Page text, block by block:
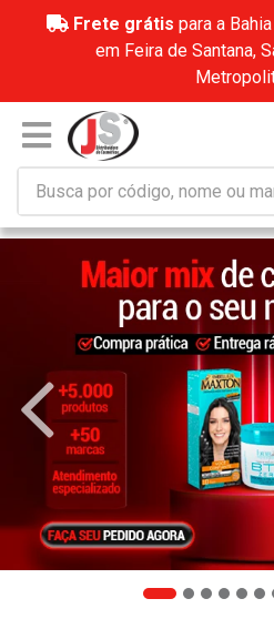
Frete grátis para a Bahia
em Feira de Santana,